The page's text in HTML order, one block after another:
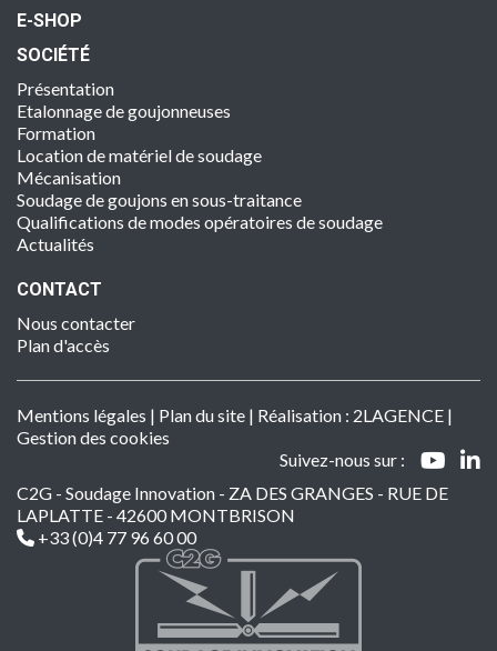
E-SHOP
SOCIÉTÉ
Présentation
Etalonnage de goujonneuses
Formation
Location de matériel de soudage
Mécanisation
Soudage de goujons en sous-traitance
Qualifications de modes opératoires de soudage
Actualités
CONTACT
Nous contacter
Plan d'accès
Mentions légales | Plan du site | Réalisation : 2LAGENCE |
Gestion des cookies
Suivez-nous sur :
C2G - Soudage Innovation - ZA DES GRANGES - RUE DE
LAPLATTE - 42600 MONTBRISON
+33 (0)4 77 96 60 00